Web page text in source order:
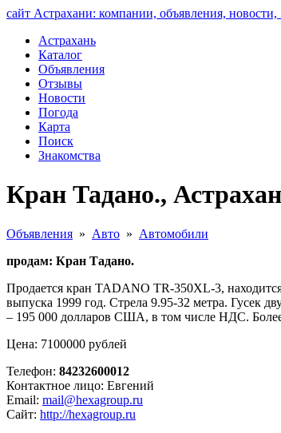
сайт Астрахани: компании, объявления, новости,
Астрахань
Каталог
Объявления
Отзывы
Новости
Погода
Карта
Поиск
Знакомства
Кран Тадано.,
Объявления » Авто » Автомобили
продам: Кран Тадано.
Продается кран TADANO TR-350XL-3,
выпуска 1999 год. Стрела 9.95-32 метра. Гусек
– 195 000 долларов США, в том числе НДС.
Цена: 7100000 рублей
Телефон: 84232600012
Контактное лицо: Евгений
Email: mail@hexagroup.ru
Сайт: http://hexagroup.ru